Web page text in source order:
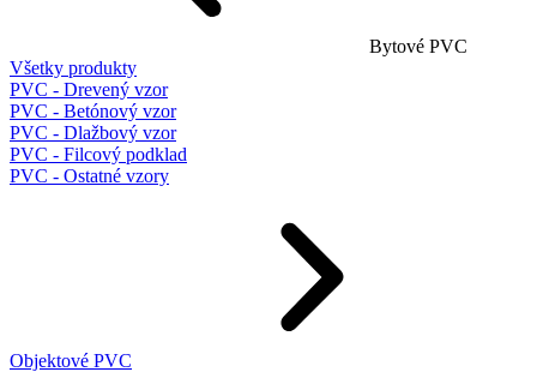
Bytové PVC
Všetky produkty
PVC - Drevený vzor
PVC - Betónový vzor
PVC - Dlažbový vzor
PVC - Filcový podklad
PVC - Ostatné vzory
Objektové PVC